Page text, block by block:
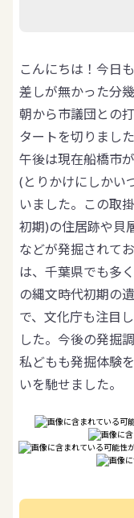
こんにちは！今日
差しが無かった分
朝から市議団との
タートを切りました
午後は現在船橋市
(とりかけにしかい
いました。この取
初期)の住居跡や貝
などが発掘されて
は、千葉県でも多
の縄文時代初期の
で、文化庁も注目
した。今後の発掘
私どもも発掘体験
いを馳せました。